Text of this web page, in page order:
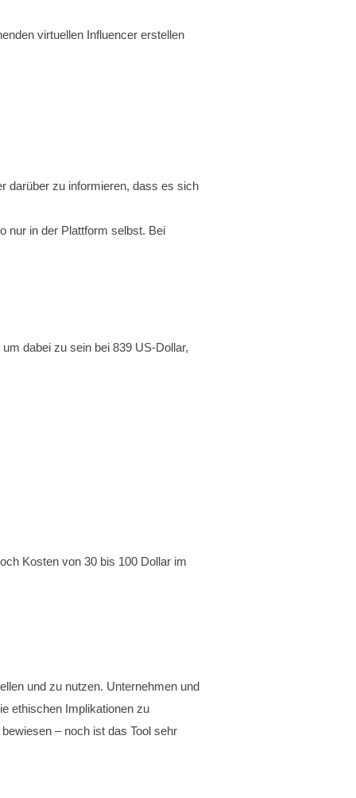
virtuellen Influencer erstellen
darüber zu informieren, dass es sich
nur in der Plattform selbst. Bei
dabei zu sein bei 839 US-Dollar,
Kosten von 30 bis 100 Dollar im
und zu nutzen. Unternehmen und
ethischen Implikationen zu
– noch ist das Tool sehr